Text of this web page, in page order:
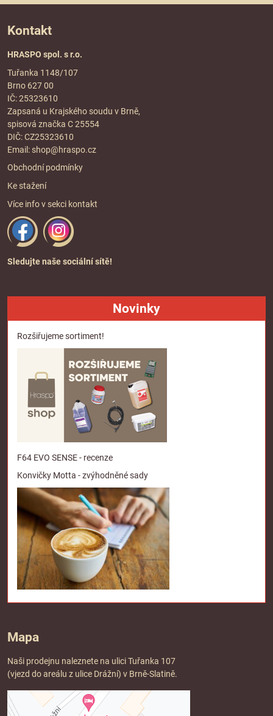
Kontakt
HRASPO spol. s r.o.
Tuřanka 1148/107
Brno 627 00
IČ: 25323610
Zapsaná u Krajského soudu v Brně,
spisová značka C 25554
DIČ: CZ25323610
Email: shop@hraspo.cz
Obchodní podmínky
Ke stažení
Více info v sekci kontakt
Sledujte naše sociální sítě!
Novinky
Rozšiřujeme sortiment!
F64 EVO SENSE - recenze
Konvičky Motta - zvýhodněné sady
Mapa
Naši prodejnu naleznete na ulici Tuřanka 107
(vjezd do areálu z ulice Drážní) v Brně-Slatině.